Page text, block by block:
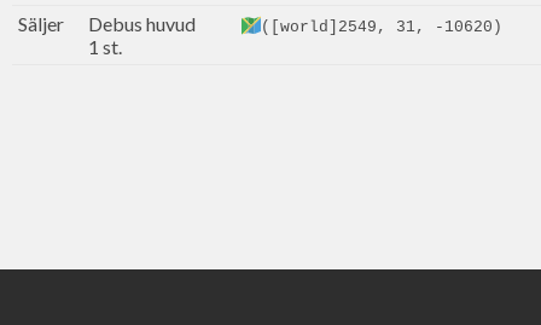
Säljer
Debus huvud
1 st.
([world]2549, 31, -10620)